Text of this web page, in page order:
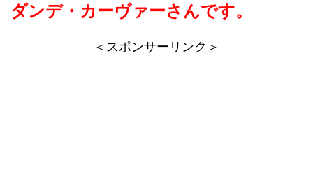
ダンデ・カーヴァーさんです。
＜スポンサーリンク＞